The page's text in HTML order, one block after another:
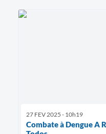
27 FEV 2025 - 10h19
Combate à Dengue A